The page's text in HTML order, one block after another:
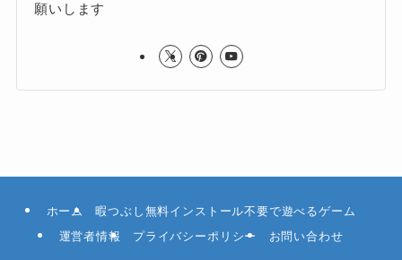
願いします
ホーム
暇つぶし無料インストール不要で遊べるゲーム
運営者情報
プライバシーポリシー お問い合わせ